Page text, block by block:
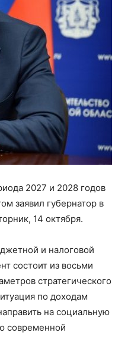
2027 и 2028 годов
заявил губернатор в
14 октября.
и налоговой
состоит из восьми
стратегического
по доходам
на социальную
современной